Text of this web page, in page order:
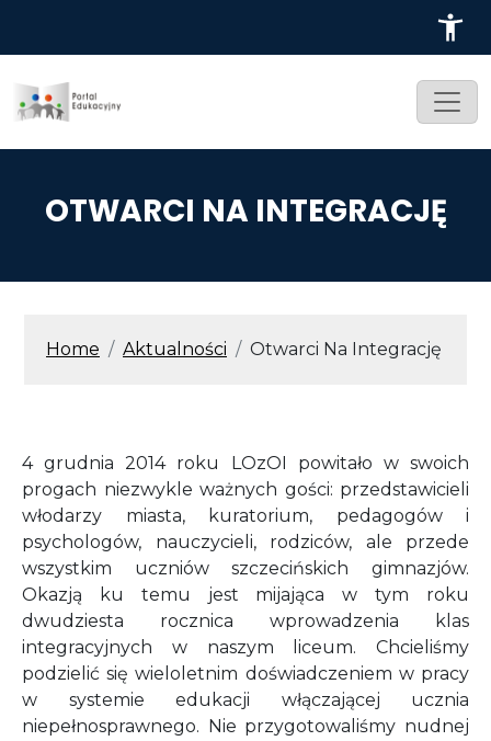
OTWARCI NA INTEGRACJĘ
ŚCIEŻKA NAWIGACYJNA
Home Aktualności Otwarci Na Integrację
4 grudnia 2014 roku LOzOI powitało w swoich
progach niezwykle ważnych gości: przedstawicieli
włodarzy miasta, kuratorium, pedagogów i
psychologów, nauczycieli, rodziców, ale przede
wszystkim uczniów szczecińskich gimnazjów.
Okazją ku temu jest mijająca w tym roku
dwudziesta rocznica wprowadzenia klas
integracyjnych w naszym liceum. Chcieliśmy
podzielić się wieloletnim doświadczeniem w pracy
w systemie edukacji włączającej ucznia
niepełnosprawnego. Nie przygotowaliśmy nudnej